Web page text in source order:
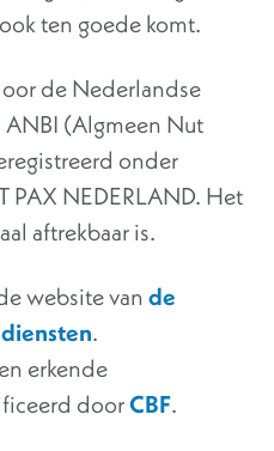
ten goede komt.
de Nederlandse
(Algmeen Nut
onder
PAX NEDERLAND. Het
aftrekbaar is.
website vande
.
erkende
doorCBF.